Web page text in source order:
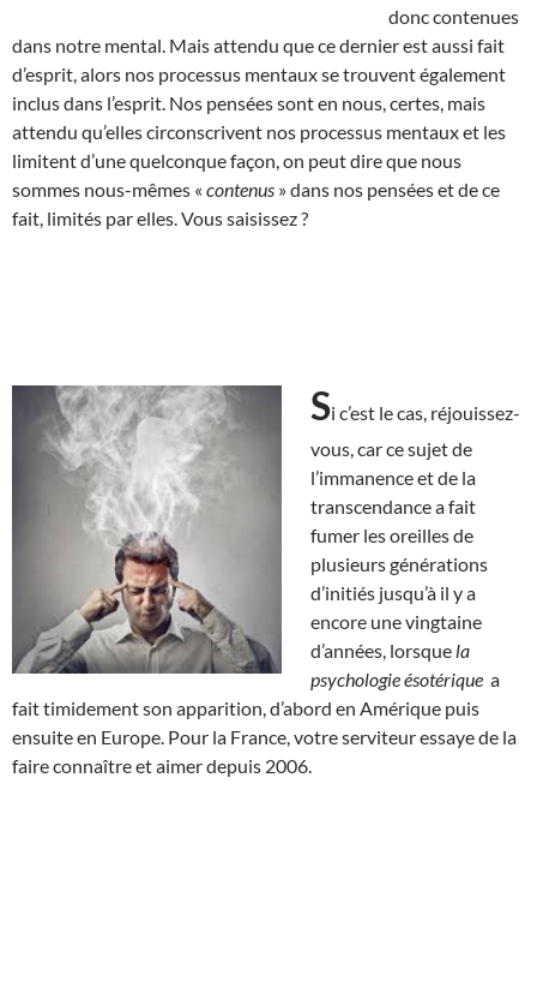
donc contenues
dans notre mental. Mais attendu que ce dernier est aussi fait
d’esprit, alors nos processus mentaux se trouvent également
inclus dans l’esprit. Nos pensées sont en nous, certes, mais
attendu qu’elles circonscrivent nos processus mentaux et les
limitent d’une quelconque façon, on peut dire que nous
sommes nous-mêmes « contenus » dans nos pensées et de ce
fait, limités par elles. Vous saisissez ?
Si c’est le cas, réjouissez-
vous, car ce sujet de
l’immanence et de la
transcendance a fait
fumer les oreilles de
plusieurs générations
d’initiés jusqu’à il y a
encore une vingtaine
d’années, lorsque la
psychologie ésotérique a
fait timidement son apparition, d’abord en Amérique puis
ensuite en Europe. Pour la France, votre serviteur essaye de la
faire connaître et aimer depuis 2006.